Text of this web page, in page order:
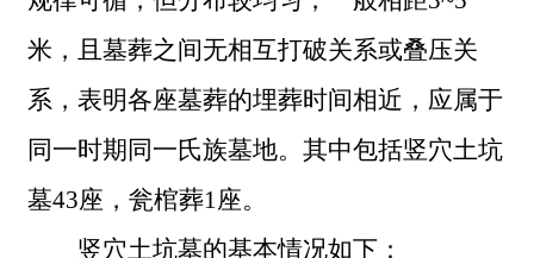
米，且墓葬之间无相互打破关系或叠压关
系，表明各座墓葬的埋葬时间相近，应属于
同一时期同一氏族墓地。其中包括竖穴土坑
墓43座，瓮棺葬1座。
竖穴土坑墓的基本情况如下：